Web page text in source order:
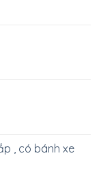
, có bánh xe